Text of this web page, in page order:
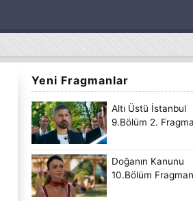
Yeni Fragmanlar
Altı Üstü İstanbul
9.Bölüm 2.
Doğanın Kanunu
10.Bölüm